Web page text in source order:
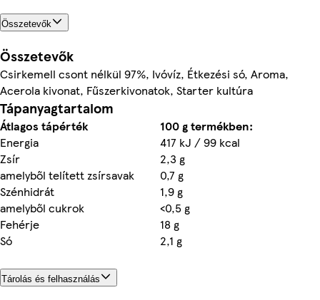
Összetevők
Összetevők
Csirkemell csont nélkül 97%, Ivóvíz, Étkezési só, Aroma,
Acerola kivonat, Fűszerkivonatok, Starter kultúra
Tápanyagtartalom
Átlagos tápérték
100 g termékben:
Energia
417 kJ / 99 kcal
Zsír
2,3 g
amelyből telített zsírsavak
0,7 g
Szénhidrát
1,9 g
amelyből cukrok
<0,5 g
Fehérje
18 g
Só
2,1 g
Tárolás és felhasználás